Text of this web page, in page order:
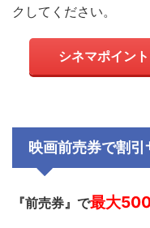
クしてください。
シネマポイン
映画前売券で割
『前売券』で最大